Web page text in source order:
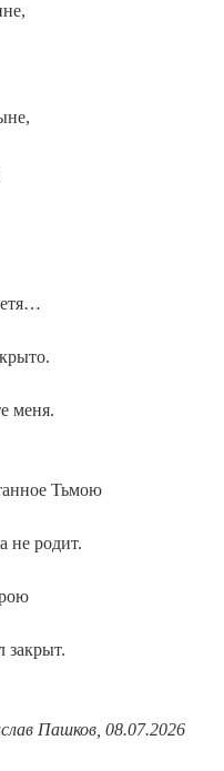
меня.
Тьмою
не родит.
закрыт.
Пашков, 08.07.2026